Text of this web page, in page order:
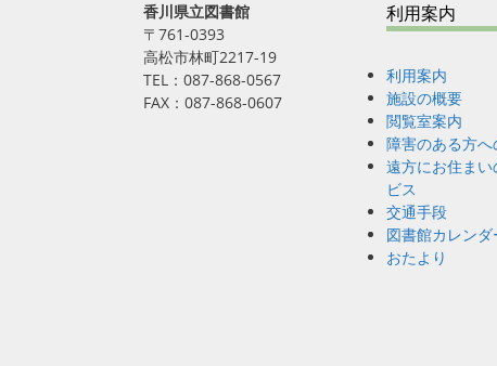
香川県立図書館
〒761-0393
高松市林町2217-19
TEL：087-868-0567
FAX：087-868-0607
利用案内
利用案内
施設の概要
閲覧室案内
障害のある方へ
遠方にお住ま
ビス
交通手段
図書館カレンダ
おたより